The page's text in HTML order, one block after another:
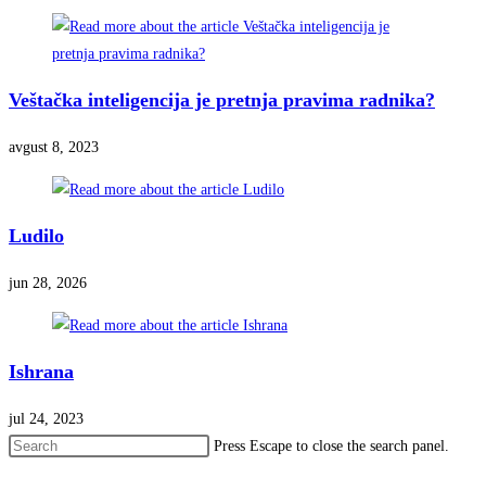
Veštačka inteligencija je pretnja pravima radnika?
avgust 8, 2023
Ludilo
jun 28, 2026
Ishrana
jul 24, 2023
Press Escape to close the search panel.